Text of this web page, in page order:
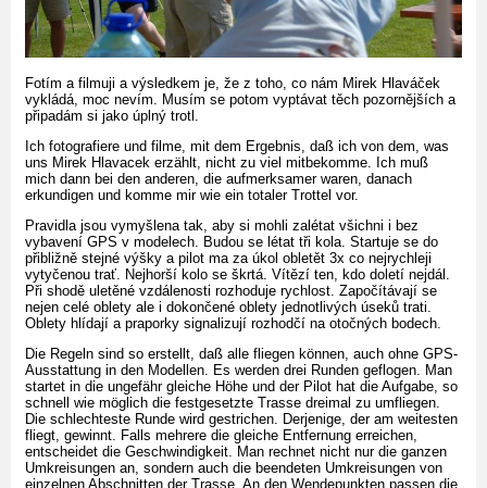
Fotím a filmuji a výsledkem je, že z toho, co nám Mirek Hlaváček
vykládá, moc nevím. Musím se potom vyptávat těch pozornějších a
připadám si jako úplný trotl.
Ich fotografiere und filme, mit dem Ergebnis, daß ich von dem, was
uns Mirek Hlavacek erzählt, nicht zu viel mitbekomme. Ich muß
mich dann bei den anderen, die aufmerksamer waren, danach
erkundigen und komme mir wie ein totaler Trottel vor.
Pravidla jsou vymyšlena tak, aby si mohli zalétat všichni i bez
vybavení GPS v modelech. Budou se létat tři kola. Startuje se do
přibližně stejné výšky a pilot ma za úkol obletět 3x co nejrychleji
vytyčenou trať. Nejhorší kolo se škrtá. Vítězí ten, kdo doletí nejdál.
Při shodě uletěné vzdálenosti rozhoduje rychlost. Započítávají se
nejen celé oblety ale i dokončené oblety jednotlivých úseků trati.
Oblety hlídají a praporky signalizují rozhodčí na otočných bodech.
Die Regeln sind so erstellt, daß alle fliegen können, auch ohne GPS-
Ausstattung in den Modellen. Es werden drei Runden geflogen. Man
startet in die ungefähr gleiche Höhe und der Pilot hat die Aufgabe, so
schnell wie möglich die festgesetzte Trasse dreimal zu umfliegen.
Die schlechteste Runde wird gestrichen. Derjenige, der am weitesten
fliegt, gewinnt. Falls mehrere die gleiche Entfernung erreichen,
entscheidet die Geschwindigkeit. Man rechnet nicht nur die ganzen
Umkreisungen an, sondern auch die beendeten Umkreisungen von
einzelnen Abschnitten der Trasse. An den Wendepunkten passen die